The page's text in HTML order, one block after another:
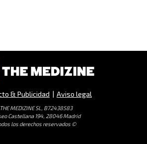
& Publicidad | Aviso legal
THE MEDIZINE SL, B72438583
Castellana 194, 28046 Madrid
los derechos reservados ©